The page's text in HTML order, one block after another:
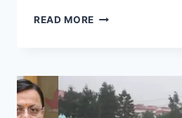
READ MORE